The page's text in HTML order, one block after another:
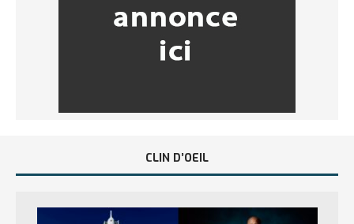
CLIN D’OEIL